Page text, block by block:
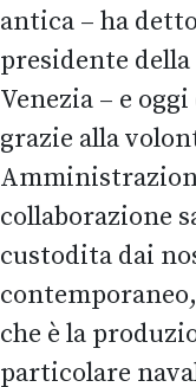
antica – ha
presidente
Venezia – e
grazie alla
collaborazione
custodita dai
che è la
particolare